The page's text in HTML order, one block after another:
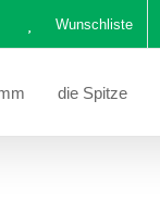
Wunschliste
die Spitze